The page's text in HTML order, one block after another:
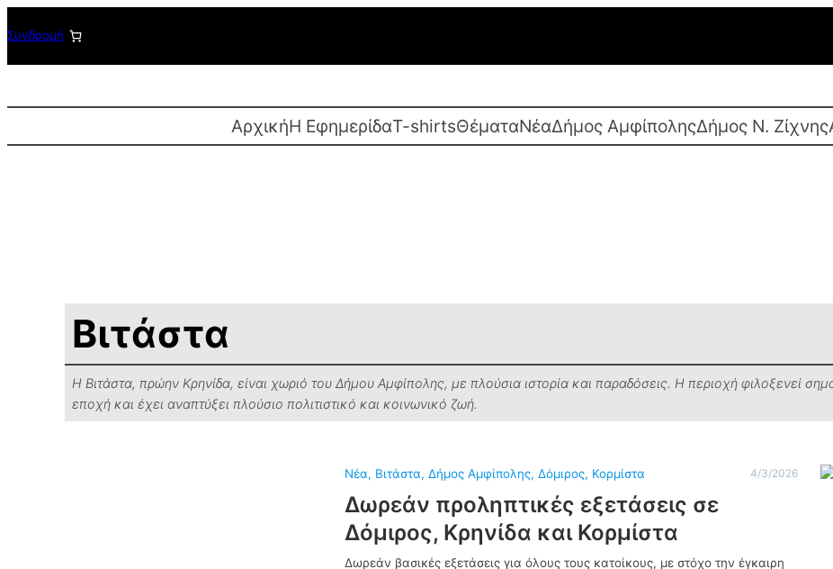
στο
περιεχόμενο
Συνδρομή
ΑρχικήΗ ΕφημερίδαT-shirtsΘέματαΝέαΔήμος ΑμφίποληςΔήμος Ν. Ζίχνης
Βιτάστα
Η Βιτάστα, πρώην Κρηνίδα, είναι χωριό του Δήμου Αμφίπολης, με πλούσια ιστορία και παραδόσεις. Η περιοχή φιλοξενεί
εποχή και έχει αναπτύξει πλούσιο πολιτιστικό και κοινωνικό ζωή.
Νέα, Βιτάστα, Δήμος Αμφίπολης, Δόμιρος, Κορμίστα 4/3/2026
Δωρεάν προληπτικές εξετάσεις σε
Δόμιρος, Κρηνίδα και Κορμίστα
Δωρεάν βασικές εξετάσεις για όλους τους κατοίκους, με στόχο την έγκαιρη